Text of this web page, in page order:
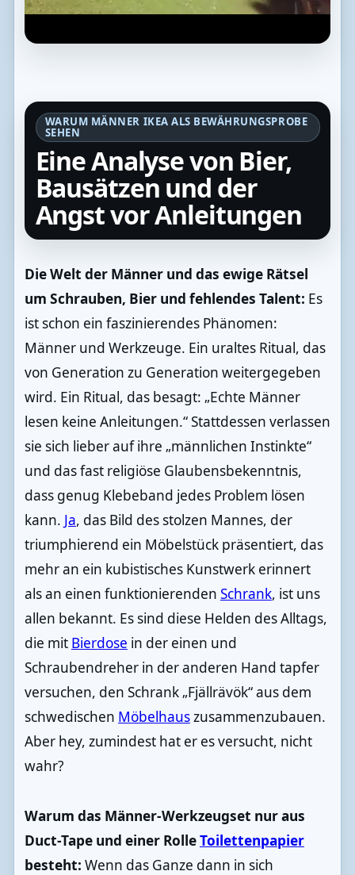
WARUM MÄNNER IKEA ALS BEWÄHRUNGSPROBE
SEHEN
Eine Analyse von Bier,
Bausätzen und der
Angst vor Anleitungen
Die Welt der Männer und das ewige Rätsel
um Schrauben, Bier und fehlendes Talent: Es
ist schon ein faszinierendes Phänomen:
Männer und Werkzeuge. Ein uraltes Ritual, das
von Generation zu Generation weitergegeben
wird. Ein Ritual, das besagt: „Echte Männer
lesen keine Anleitungen.“ Stattdessen verlassen
sie sich lieber auf ihre „männlichen Instinkte“
und das fast religiöse Glaubensbekenntnis,
dass genug Klebeband jedes Problem lösen
kann. Ja, das Bild des stolzen Mannes, der
triumphierend ein Möbelstück präsentiert, das
mehr an ein kubistisches Kunstwerk erinnert
als an einen funktionierenden Schrank, ist uns
allen bekannt. Es sind diese Helden des Alltags,
die mit Bierdose in der einen und
Schraubendreher in der anderen Hand tapfer
versuchen, den Schrank „Fjällrävök“ aus dem
schwedischen Möbelhauszusammenzubauen.
Aber hey, zumindest hat er es versucht, nicht
wahr?
Warum das Männer-Werkzeugset nur aus
Duct-Tape und einer RolleToilettenpapier
besteht: Wenn das Ganze dann in sich